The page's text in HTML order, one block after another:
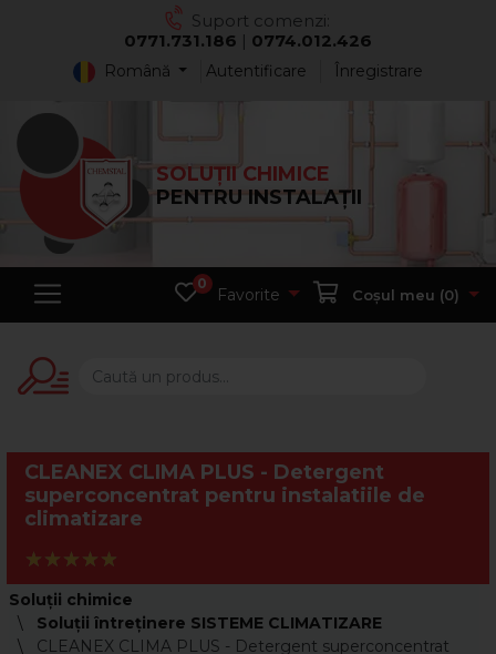
Suport comenzi:
0771.731.186 | 0774.012.426
Română Autentificare Înregistrare
SOLUȚII CHIMICE
PENTRU INSTALAȚII
0
Favorite Coșul meu (0)
CLEANEX CLIMA PLUS - Detergent
superconcentrat pentru instalatiile de
climatizare
Soluții chimice
Soluţii întreţinere SISTEME CLIMATIZARE
CLEANEX CLIMA PLUS - Detergent superconcentrat